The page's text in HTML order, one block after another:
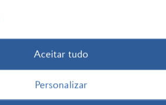
Aceitar tudo
Personalizar